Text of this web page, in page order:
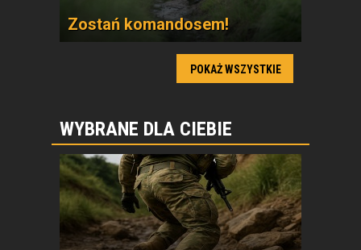
Zostań komandosem!
POKAŻ WSZYSTKIE
WYBRANE DLA CIEBIE